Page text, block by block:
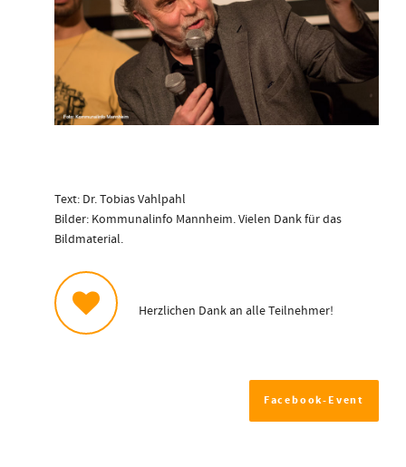
Text: Dr. Tobias Vahlpahl
Bilder: Kommunalinfo Mannheim. Vielen Dank für das
Bildmaterial.
Herzlichen Dank an alle Teilnehmer!
Facebook-Event